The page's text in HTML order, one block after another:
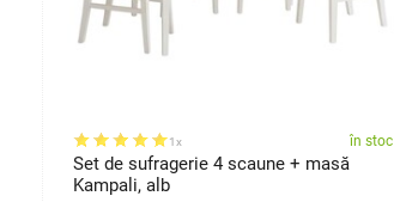
1x în stoc
Set de sufragerie 4 scaune + masă
Kampali, alb